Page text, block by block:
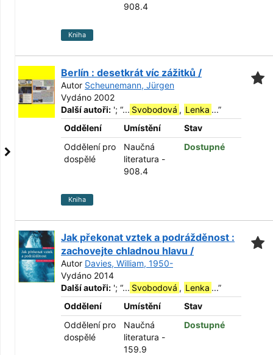
908.4
Kniha
Berlín : desetkrát víc zážitků /
Autor Scheunemann, Jürgen
Vydáno 2002
Další autoři: '; “... Svobodová , Lenka ...”
Oddělení
Umístění
Stav
Oddělení pro
dospělé
Naučná
literatura -
908.4
Dostupné
Kniha
Jak překonat vztek a podrážděnost :
zachovejte chladnou hlavu /
Autor Davies, William, 1950-
Vydáno 2014
Další autoři: '; “... Svobodová , Lenka ...”
Oddělení
Umístění
Stav
Oddělení pro
dospělé
Naučná
literatura -
159.9
Dostupné